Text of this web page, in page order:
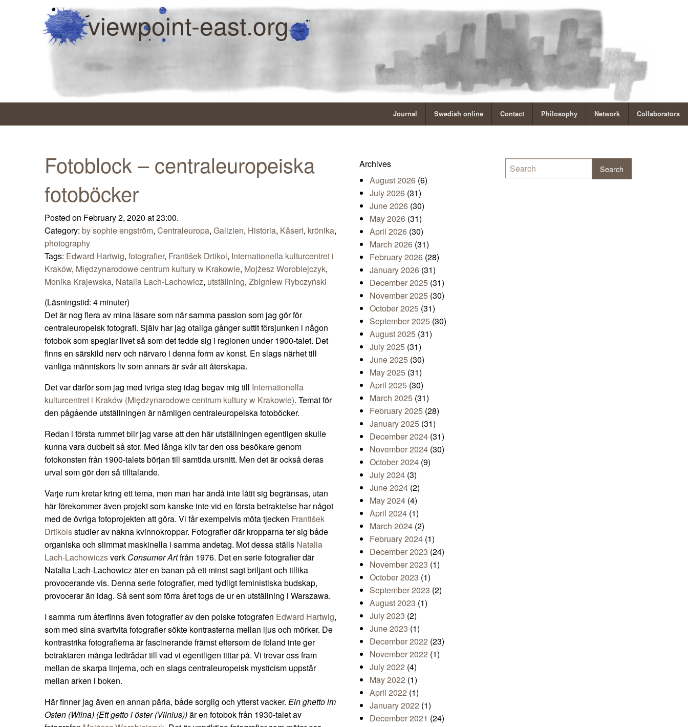
viewpoint-east.org
Journal Swedish online Contact Philosophy Network Collaborators
Fotoblock – centraleuropeiska
fotoböcker
Posted on February 2, 2020 at 23:00.
Category: by sophie engström, Centraleuropa, Galizien, Historia, Kåseri, krönika,
photography
Tags: Edward Hartwig, fotografier, František Drtikol, Internationella kulturcentret i
Kraków, Międzynarodowe centrum kultury w Krakowie, Mojżesz Worobiejczyk,
Monika Krajewska, Natalia Lach-Lachowicz, utställning, Zbigniew Rybczyński
(Läsningstid: 4 minuter)
Det är nog flera av mina läsare som när samma passion som jag gör för
centraleuropeisk fotografi. Själv har jag otaliga gånger suttit försjunken i någon
fotobok som speglar livet så som det tedde sig i regionen under 1900-talet. Det
finns en särskild nerv och närvaro i denna form av konst. En slags närhet till
vanliga människors liv som annars är svår att återskapa.
Det var därför som jag med ivriga steg idag begav mig till Internationella
kulturcentret i Kraków (Międzynarodowe centrum kultury w Krakowie). Temat för
den pågående utställningen är nämligen centraleuropeiska fotoböcker.
Redan i första rummet blir jag varse att den här utställningen egentligen skulle
kunna vara dubbelt så stor. Med långa kliv tar den oss besökare genom
fotokonsten från 1900-talets början till samtida ursnitt. Men det är också deras
urval som gör den så tilltalande.
Varje rum kretar kring ett tema, men man har ändå inte låtit sig begränsas, utan
här förekommer även projekt som kanske inte vid en första betraktelse har något
med de övriga fotoprojekten att göra. Vi får exempelvis möta tjecken František
Drtikolsstudier av nakna kvinnokroppar. Fotografier där kropparna ter sig både
organiska och slimmat maskinella i samma andetag. Mot dessa ställs Natalia
Lach-Lachowiczsverk Consumer Artfrån 1976. Det en serie fotografier där
Natalia Lach-Lachowicz äter en banan på ett minst sagt briljant och tillika
provocerande vis. Denna serie fotografier, med tydligt feministiska budskap,
provocerar än idag. Så sent som förra året togs de ur en utställning i Warszawa.
I samma rum återfinns även fotografier av den polske fotografen Edward Hartwig,
som med sina svartvita fotografier sökte kontrasterna mellan ljus och mörker. De
kontrastrika fotografierna är fascinerande främst eftersom de ibland inte ger
betraktaren många ledtrådar till vad vi egentligen tittar på. Vi trevar oss fram
mellan de skarpa linjerna, och en slags centraleuropeisk mysticism uppstår
mellan arken i boken.
Här finner jag även en annan pärla, både sorglig och ytterst vacker. Ein ghetto im
Osten (Wilna) (Ett getto i öster (Vilnius))är en fotobok från 1930-talet av
Archives
August 2026 (6)
July 2026 (31)
June 2026 (30)
May 2026 (31)
April 2026 (30)
March 2026 (31)
February 2026 (28)
January 2026 (31)
December 2025 (31)
November 2025 (30)
October 2025 (31)
September 2025 (30)
August 2025 (31)
July 2025 (31)
June 2025 (30)
May 2025 (31)
April 2025 (30)
March 2025 (31)
February 2025 (28)
January 2025 (31)
December 2024 (31)
November 2024 (30)
October 2024 (9)
July 2024 (3)
June 2024 (2)
May 2024 (4)
April 2024 (1)
March 2024 (2)
February 2024 (1)
December 2023 (24)
November 2023 (1)
October 2023 (1)
September 2023 (2)
August 2023 (1)
July 2023 (2)
June 2023 (1)
December 2022 (23)
November 2022 (1)
July 2022 (4)
May 2022 (1)
April 2022 (1)
January 2022 (1)
December 2021 (24)